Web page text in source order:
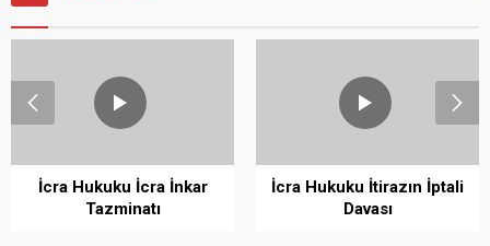
İcra Hukuku İcra İnkar
Tazminatı
İcra Hukuku İtirazın İptali
Davası